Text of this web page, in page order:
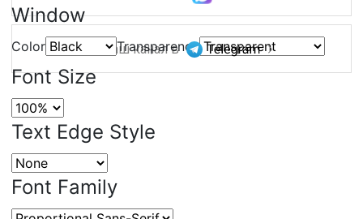
Window
Color Transparency
Font Size
Text Edge Style
Font Family
Наш канал в